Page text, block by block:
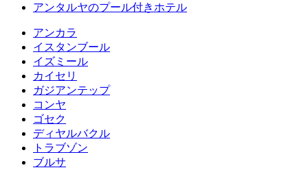
アンタルヤのプール付きホテル
アンカラ
イスタンブール
イズミール
カイセリ
ガジアンテップ
コンヤ
ゴセク
ディヤルバクル
トラブゾン
ブルサ